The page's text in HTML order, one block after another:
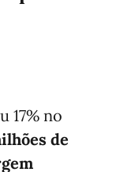
17% no
de